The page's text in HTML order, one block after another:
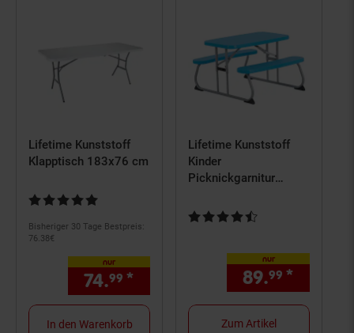
Lifetime Kunststoff
Klapptisch 183x76 cm
Kundenbewertung: 4,8 von 5 Sternen
Bisheriger 30 Tage Bestpreis:
76.38€
nur
74.99 * € Sternchen
In den Warenkorb
Lifetime Kunststoff
Kinder
Picknickgarnitur
Kundenbewertung: 4,5 von 5
nur
89.99 *
Zum Artikel